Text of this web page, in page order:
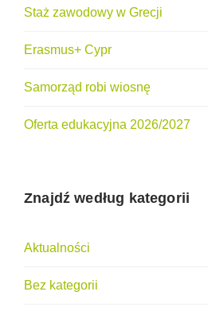
Staż zawodowy w Grecji
Erasmus+ Cypr
Samorząd robi wiosnę
Oferta edukacyjna 2026/2027
Znajdź według kategorii
Aktualności
Bez kategorii